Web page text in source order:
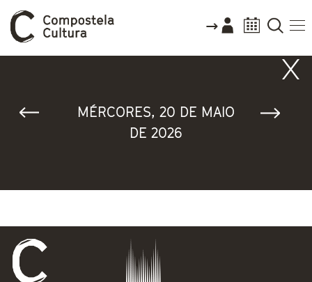
MÉRCORES, 20 DE MAIO
DE 2026